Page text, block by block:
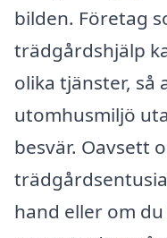
bilden. Företag
trädgårdshjälp
olika tjänster, så
utomhusmiljö
besvär. Oavsett
hand eller om